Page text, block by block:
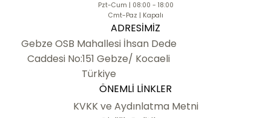
Pzt-Cum | 08:00 - 18:00
Cmt-Paz | Kapalı
ADRESIMIZ
Gebze OSB Mahallesi İhsan Dede
Caddesi No:151 Gebze/ Kocaeli
Türkiye
ÖNEMLI LINKLER
KVKK ve Aydınlatma Metni